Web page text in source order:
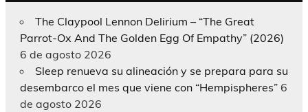
The Claypool Lennon Delirium – “The Great
Parrot-Ox And The Golden Egg Of Empathy” (2026)
6 de agosto 2026
Sleep renueva su alineación y se prepara para su
desembarco el mes que viene con “Hempispheres” 6
de agosto 2026